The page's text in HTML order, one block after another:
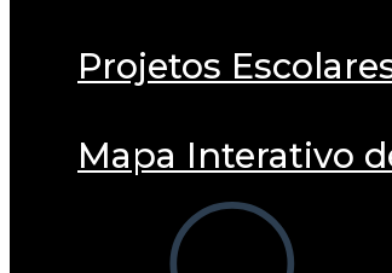
Projetos
Mapa Interativo
Alternar